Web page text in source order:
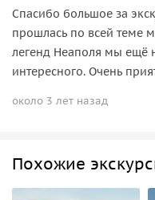
Спасибо большое за
прошлась по всей теме
легенд Неаполя мы ещё
интересного. Очень
около 3 лет назад
Похожие